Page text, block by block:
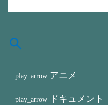
アニメ
ドキュメント